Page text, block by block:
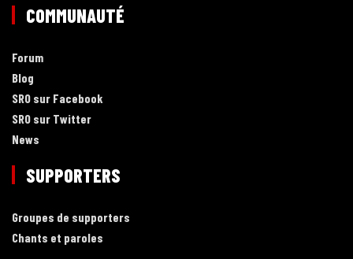
COMMUNAUTÉ
Forum
Blog
SRO sur Facebook
SRO sur Twitter
News
SUPPORTERS
Groupes de supporters
Chants et paroles